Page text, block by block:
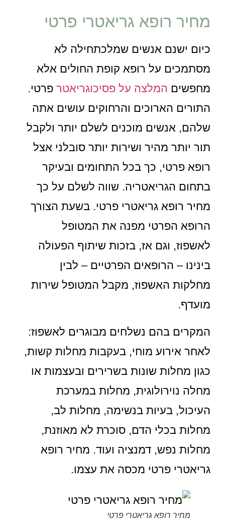
מחיר רופא גריאטרי פרטי
כיום ישנם אנשים שמלכתחילה לא
מסתמכים על רופא קופת החולים אלא
מחפשיםהמלצה על פסיכוגריאטרפרטי.
התורים הארוכים והרחוקים עושים אתה
שלהם, אנשים מוכנים לשלם יותר ולקבל
תור יותר מהיר ושירות יותר סובלני אצל
רופא פרטי, כך בכל התחומים ובעיקר
בתחום הגריאטריה. שווה לשלם על כך
מחיר רופא גריאטרי פרטי. בשעת הצורך
הרופא הפרטי מפנה את המטופל
לאשפוז, וגם אז, בזכות שיתוף הפעולה
בינינו – הרופאים הפרטיים – לבין
מחלקות האשפוז, מקבל המטופל שירות
מועדף.
המקרים בהם נשלחים מבוגרים לאשפוז:
לאחר אירוע מוחי, בעקבות מחלות קשות,
כגון מחלות שונות בשרירים ובעצמות או
מחלה נוירולוגית, מחלות במערכת
העיכול, בעיות בנשימה, מחלות לב,
מחלות בכלי הדם, סוכרת לא מאוזנת,
מחלות נפש, דמנציה ועוד. מחיר רופא
גריאטרי פרטי מכסה את עצמו.
מחיר רופא גריאטרי פרטי